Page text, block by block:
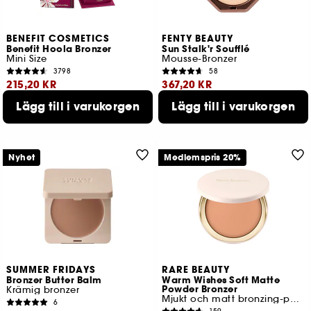
BENEFIT COSMETICS
Benefit Hoola Bronzer
Mini Size
3798
215,20 KR
Lägsta pris : 269,00 KR
Lägg till i varukorgen
FENTY BEAUTY
Sun Stalk'r Soufflé
Mousse-Bronzer
58
367,20 KR
Lägsta pris : 459,00 KR
6 tillgängliga färger
Lägg till i varukorgen
SUMMER FRIDAYS
Bronzer Butter Balm
Krämig bronzer
6
Nyhet
RARE BEAUTY
Warm Wishes Soft Matte
Powder Bronzer
Mjukt och matt bronzing-puder
Medlemspris 20%